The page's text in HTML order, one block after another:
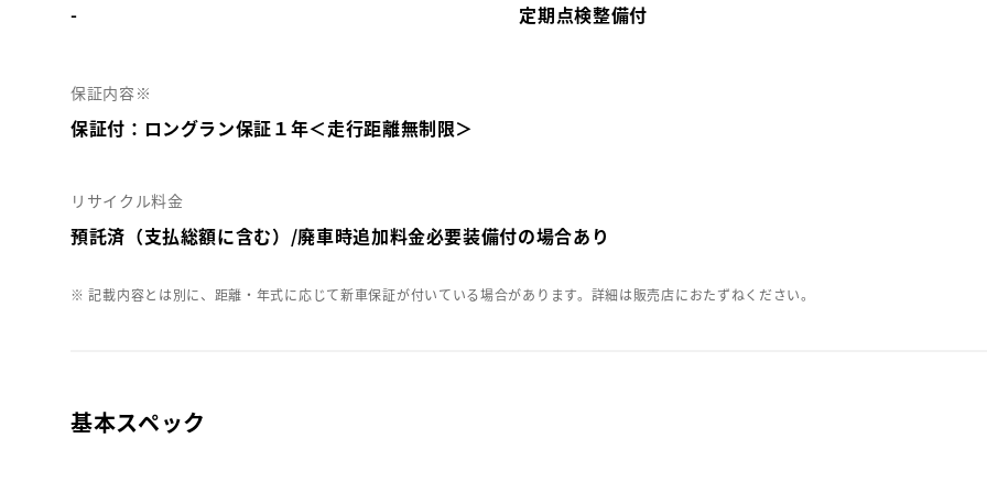
- 定期点検整備付
保証内容※
保証付：ロングラン保証１年＜走行距離無制限＞
リサイクル料金
預託済（支払総額に含む）/廃車時追加料金必要装備付の場合あり
※ 記載内容とは別に、距離・年式に応じて新車保証が付いている場合があります。詳細は販売店におたずねください。
基本スペック